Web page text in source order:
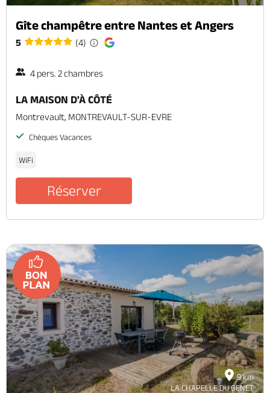
Gîte champêtre entre Nantes et Angers
5 (4)
4 pers. 2 chambres
LA MAISON D'À CÔTÉ
Montrevault, MONTREVAULT-SUR-EVRE
Chèques Vacances
WiFi
Réserver
9 km
LA CHAPELLE DU GENET